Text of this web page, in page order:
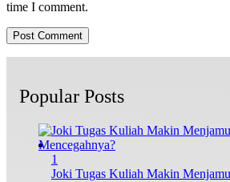
time I comment.
Popular Posts
1
Joki Tugas Kuliah Makin